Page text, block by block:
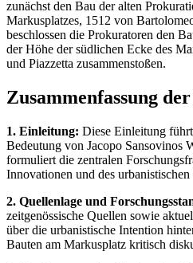
zunächst den Bau der alten
Markusplatzes, 1512 von
beschlossen die Prokuratoren den
der Höhe der südlichen Ecke des
und Piazzetta zusammenstoßen.
Zusammenfassung
1. Einleitung: Diese Einleitung
Bedeutung von Jacopo Sansovinos
formuliert die zentralen
Innovationen und des
2. Quellenlage und
zeitgenössische Quellen sowie
über die urbanistische Intention
Bauten am Markusplatz kritisch